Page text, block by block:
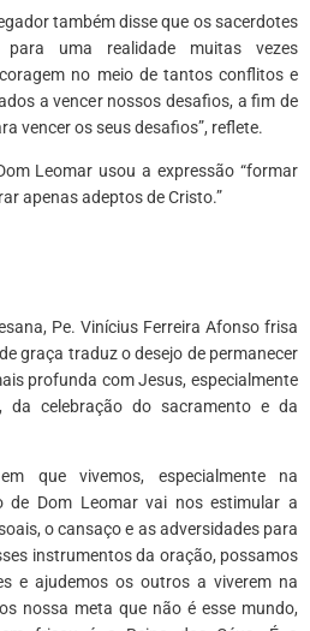
também disse que os sacerdotes
uma realidade muitas vezes
no meio de tantos conflitos e
a vencer nossos desafios, a fim de
vencer os seus desafios”, reflete.
Leomar usou a expressão “formar
apenas adeptos de Cristo.”
Pe. Vinícius Ferreira Afonso frisa
graça traduz o desejo de permanecer
profunda com Jesus, especialmente
da celebração do sacramento e da
que vivemos, especialmente na
de Dom Leomar vai nos estimular a
o cansaço e as adversidades para
instrumentos da oração, possamos
e ajudemos os outros a viverem na
nossa meta que não é esse mundo,